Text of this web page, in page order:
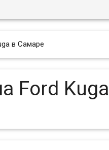
в Самаре
Ford